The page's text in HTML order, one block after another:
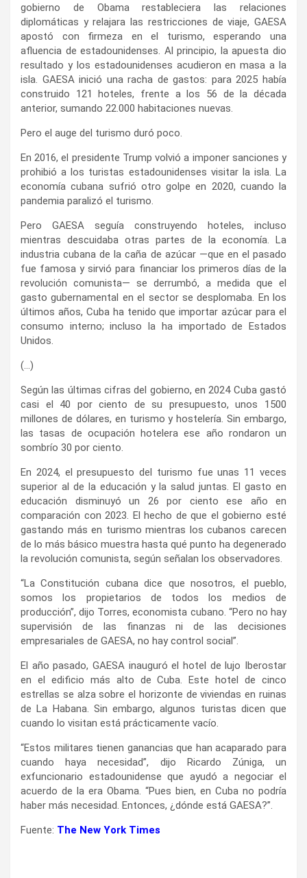
gobierno de Obama restableciera las relaciones
diplomáticas y relajara las restricciones de viaje, GAESA
apostó con firmeza en el turismo, esperando una
afluencia de estadounidenses. Al principio, la apuesta dio
resultado y los estadounidenses acudieron en masa a la
isla. GAESA inició una racha de gastos: para 2025 había
construido 121 hoteles, frente a los 56 de la década
anterior, sumando 22.000 habitaciones nuevas.
Pero el auge del turismo duró poco.
En 2016, el presidente Trump volvió a imponer sanciones y
prohibió a los turistas estadounidenses visitar la isla. La
economía cubana sufrió otro golpe en 2020, cuando la
pandemia paralizó el turismo.
Pero GAESA seguía construyendo hoteles, incluso
mientras descuidaba otras partes de la economía. La
industria cubana de la caña de azúcar —que en el pasado
fue famosa y sirvió para financiar los primeros días de la
revolución comunista— se derrumbó, a medida que el
gasto gubernamental en el sector se desplomaba. En los
últimos años, Cuba ha tenido que importar azúcar para el
consumo interno; incluso la ha importado de Estados
Unidos.
(…)
Según las últimas cifras del gobierno, en 2024 Cuba gastó
casi el 40 por ciento de su presupuesto, unos 1500
millones de dólares, en turismo y hostelería. Sin embargo,
las tasas de ocupación hotelera ese año rondaron un
sombrío 30 por ciento.
En 2024, el presupuesto del turismo fue unas 11 veces
superior al de la educación y la salud juntas. El gasto en
educación disminuyó un 26 por ciento ese año en
comparación con 2023. El hecho de que el gobierno esté
gastando más en turismo mientras los cubanos carecen
de lo más básico muestra hasta qué punto ha degenerado
la revolución comunista, según señalan los observadores.
“La Constitución cubana dice que nosotros, el pueblo,
somos los propietarios de todos los medios de
producción”, dijo Torres, economista cubano. “Pero no hay
supervisión de las finanzas ni de las decisiones
empresariales de GAESA, no hay control social”.
El año pasado, GAESA inauguró el hotel de lujo Iberostar
en el edificio más alto de Cuba. Este hotel de cinco
estrellas se alza sobre el horizonte de viviendas en ruinas
de La Habana. Sin embargo, algunos turistas dicen que
cuando lo visitan está prácticamente vacío.
“Estos militares tienen ganancias que han acaparado para
cuando haya necesidad”, dijo Ricardo Zúniga, un
exfuncionario estadounidense que ayudó a negociar el
acuerdo de la era Obama. “Pues bien, en Cuba no podría
haber más necesidad. Entonces, ¿dónde está GAESA?”.
Fuente: The New York Times